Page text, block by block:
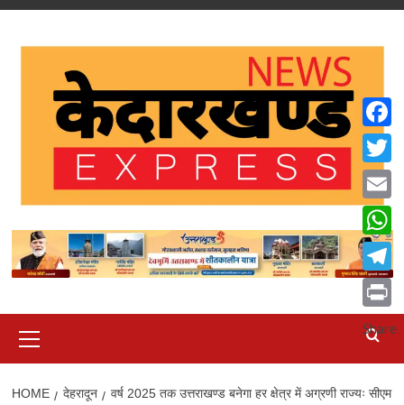
Skip
Menu
HOME देहरादून
वर्ष 2025 तक उत्तराखण्ड बनेगा हर क्षेत्र में अग्रणी राज्यः सीएम
Email
Print
Share